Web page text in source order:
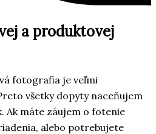
a produktovej
fotografia je veľmi
všetky dopyty naceňujem
Ak máte záujem o fotenie
alebo potrebujete